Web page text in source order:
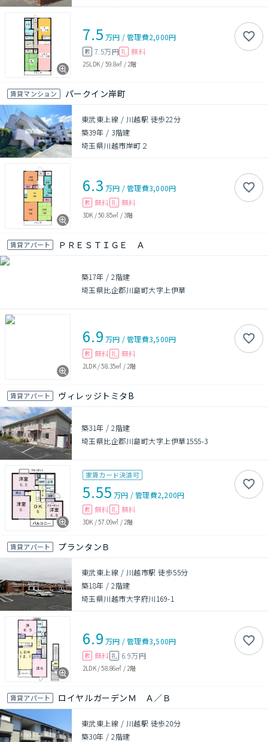
7.5 万円 /管理費2,000円
敷 7.5万円 礼 無料
2SLDK / 59.8㎡ / 2階
賃貸マンション パークイン岸町
東武東上線 / 川越駅 徒歩22分
築39年 / 3階建
埼玉県川越市岸町２
6.3 万円 /管理費3,000円
敷 無料 礼 無料
3DK /50.85㎡ /3階
賃貸アパート ＰＲＥＳＴＩＧＥ Ａ
築17年 /2階建
埼玉県比企郡川島町大字上伊草
6.9 万円 /管理費3,500円
敷 無料 礼 無料
2LDK/58.35㎡ / 2階
賃貸アパート ヴィレッジトミタB
築31年 /2階建
埼玉県比企郡川島町大字上伊草1555-3
家賃カード決済可
5.55 万円 /管理費2,200円
敷 無料 礼 無料
3DK /57.09㎡ /2階
賃貸アパート プランタンＢ
東武東上線 / 川越市駅 徒歩55分
築18年 /2階建
埼玉県川越市大字府川169-1
6.9 万円 /管理費3,500円
敷 無料 礼 6.9万円
2LDK/58.86㎡ / 2階
賃貸アパート ロイヤルガーデンＭ Ａ／Ｂ
東武東上線 / 川越駅 徒歩20分
築30年 /2階建